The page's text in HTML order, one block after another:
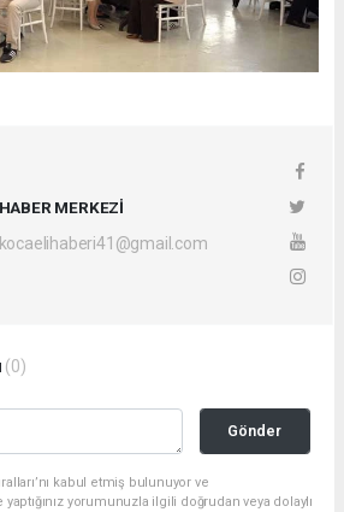
HABER MERKEZİ
kocaelihaberi41@gmail.com
(0)
Gönder
kabul etmiş bulunuyor ve
yorumunuzla ilgili doğrudan veya dolaylı